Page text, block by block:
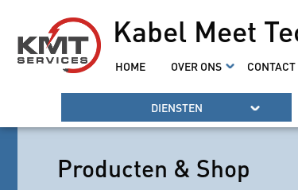
Kabel Meet
HOME OVER ONS CONTACT
DIENSTEN
Producten & Shop